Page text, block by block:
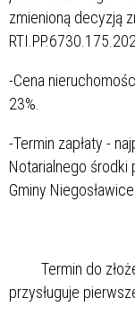
zmienioną decyzją
-Cena
23%.
-Termin zapłaty -
Notarialnego środki
Gminy Niegosławice.
Termin do
przysługuje